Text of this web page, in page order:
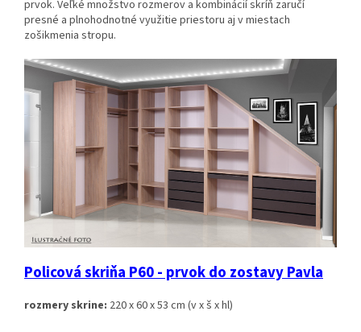
prvok. Veľké množstvo rozmerov a kombinácií skríň zaručí
presné a plnohodnotné využitie priestoru aj v miestach
zošikmenia stropu.
Policová skriňa P60 - prvok do zostavy Pavla
rozmery skrine: 220 x 60 x 53 cm (v x š x hl)